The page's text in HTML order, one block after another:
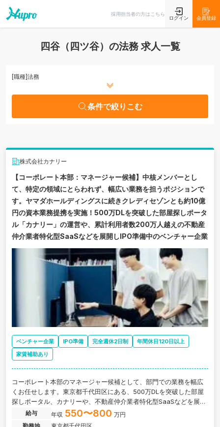
採用担当者の方はこちら
ログイン 会員登録
四谷（四ツ谷）の法務 求人一覧
[職種]法務
条件で絞りこむ
株式会社カナリー
【コーポレート本部：マネージャー候補】中核メンバーとし
て、特定の領域にとらわれず、幅広い業務を担うポジションで
す。ヤマダホールディングスに続きクレディセゾンとも約10億
円の資本業務提携を実施！500万DLを突破した部屋探しポータ
ル「カナリー」の運営や、累計利用者数200万人越えの不動産
仲介業者特化型SaaSなどを展開しIPO準備中のベンチャー企業
ベンチャー企業 IPO準備 完全週休2日制
年間休日120日以上
家賃補助あり
コーポレート本部のマネージャー候補として、部門での業務を幅広
くお任せします。東京都千代田区にある、500万DLを突破した部屋
探しポータル、カナリーや、不動産仲介業者特化型SaaSなどを展開
し急成長中のベンチャー企業の求人です。
給与 年収 550〜800 万円